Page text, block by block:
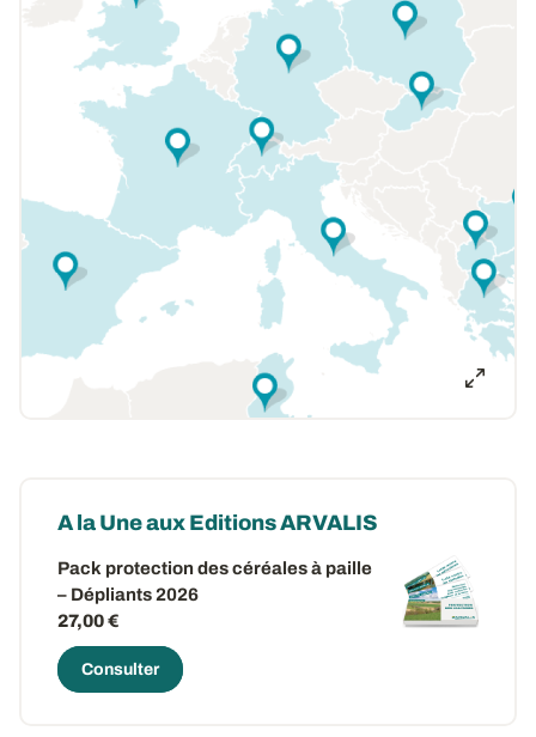
A la Une aux Editions ARVALIS
Pack protection des céréales à paille
– Dépliants 2026
27,00 €
Consulter